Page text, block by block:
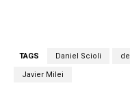
TAGS Daniel Scioli
Javier Milei